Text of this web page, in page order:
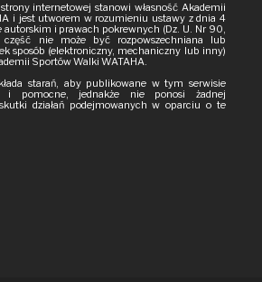
internetowej stanowi własność Akademii
i jest utworem w rozumieniu ustawy z dnia 4
autorskim i prawach pokrewnych (Dz. U. Nr 90,
nie może być rozpowszechniana lub
sposób (elektroniczny, mechaniczny lub inny)
Sportów Walki WATAHA.
starań, aby publikowane w tym serwisie
i pomocne, jednakże nie ponosi żadnej
działań podejmowanych w oparciu o te